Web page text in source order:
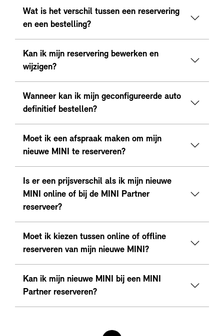
Wat is het verschil tussen een reservering
en een bestelling?
Kan ik mijn reservering bewerken en
wijzigen?
Wanneer kan ik mijn geconfigureerde auto
definitief bestellen?
Moet ik een afspraak maken om mijn
nieuwe MINI te reserveren?
Is er een prijsverschil als ik mijn nieuwe
MINI online of bij de MINI Partner
reserveer?
Moet ik kiezen tussen online of offline
reserveren van mijn nieuwe MINI?
Kan ik mijn nieuwe MINI bij een MINI
Partner reserveren?